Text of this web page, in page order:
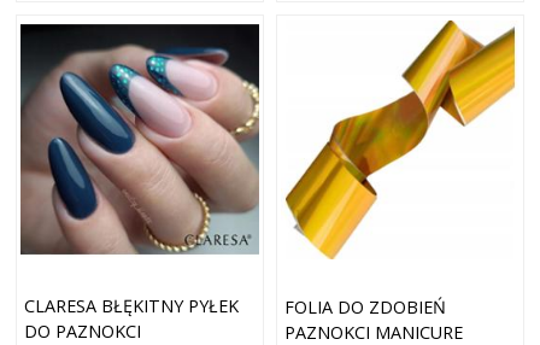
CLARESA BŁĘKITNY PYŁEK
DO PAZNOKCI
FOLIA DO ZDOBIEŃ
PAZNOKCI MANICURE